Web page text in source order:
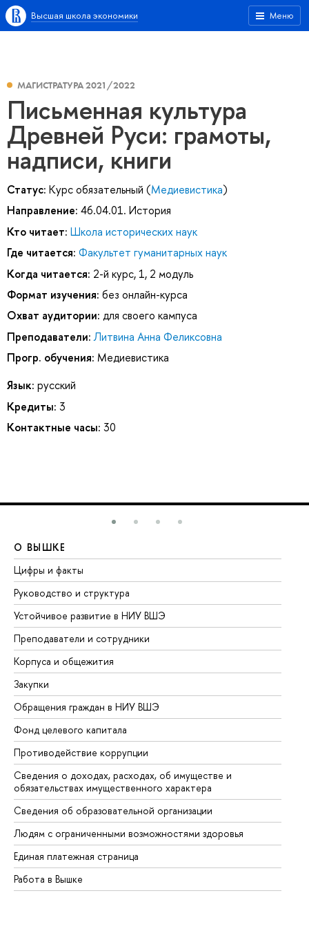
Меню
Высшая школа экономики
МАГИСТРАТУРА 2021/2022
Письменная культура
Древней Руси: грамоты,
надписи, книги
Статус: Курс обязательный (Медиевистика)
Направление: 46.04.01. История
Кто читает: Школа исторических наук
Где читается: Факультет гуманитарных наук
Когда читается: 2-й курс, 1, 2 модуль
Формат изучения: без онлайн-курса
Охват аудитории: для своего кампуса
Преподаватели: Литвина Анна Феликсовна
Прогр. обучения: Медиевистика
Язык: русский
Кредиты: 3
Контактные часы: 30
О ВЫШКЕ
Цифры и факты
Руководство и структура
Устойчивое развитие в НИУ ВШЭ
Преподаватели и сотрудники
Корпуса и общежития
Закупки
Обращения граждан в НИУ ВШЭ
Фонд целевого капитала
Противодействие коррупции
Сведения о доходах, расходах, об имуществе и
обязательствах имущественного характера
Сведения об образовательной организации
Людям с ограниченными возможностями здоровья
Единая платежная страница
Работа в Вышке